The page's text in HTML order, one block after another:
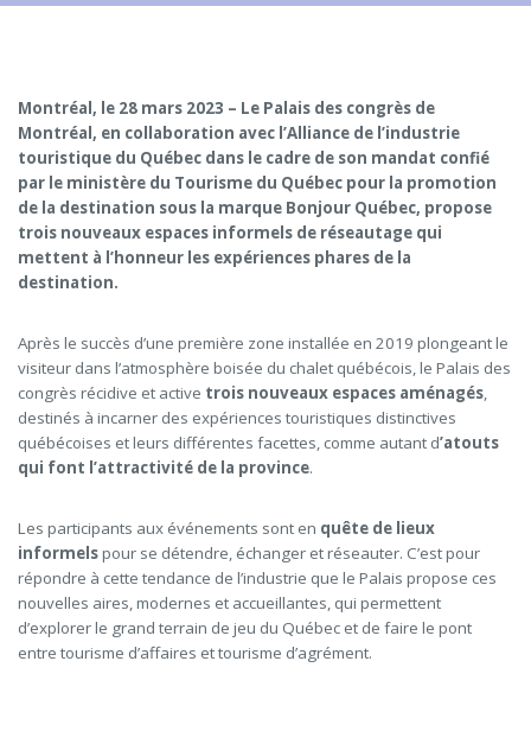
Montréal, le 28 mars 2023 – Le Palais des congrès de
Montréal, en collaboration avec l’Alliance de l’industrie
touristique du Québec dans le cadre de son mandat confié
par le ministère du Tourisme du Québec pour la promotion
de la destination sous la marque Bonjour Québec, propose
trois nouveaux espaces informels de réseautage qui
mettent à l’honneur les expériences phares de la
destination.
Après le succès d’une première zone installée en 2019 plongeant le
visiteur dans l’atmosphère boisée du chalet québécois, le Palais des
congrès récidive et active trois nouveaux espaces aménagés,
destinés à incarner des expériences touristiques distinctives
québécoises et leurs différentes facettes, comme autant d’atouts
qui font l’attractivité de la province.
Les participants aux événements sont en quête de lieux
informelspour se détendre, échanger et réseauter. C’est pour
répondre à cette tendance de l’industrie que le Palais propose ces
nouvelles aires, modernes et accueillantes, qui permettent
d’explorer le grand terrain de jeu du Québec et de faire le pont
entre tourisme d’affaires et tourisme d’agrément.